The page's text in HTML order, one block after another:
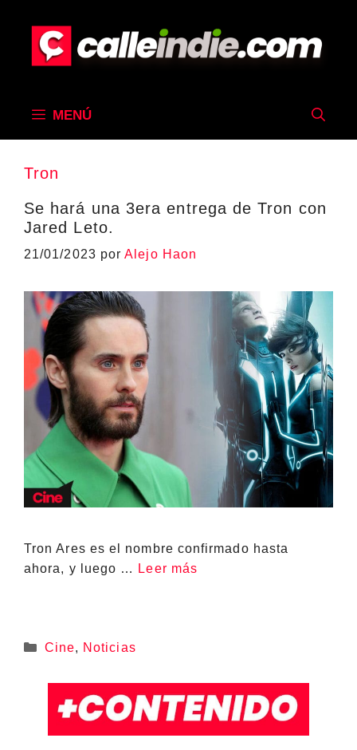
contenido
MENÚ
Tron
Se hará una 3era entrega de Tron con
Jared Leto.
21/01/2023 porAlejo Haon
Tron Ares es el nombre confirmado hasta
ahora, y luego … Leer más
Categorías
Cine, Noticias